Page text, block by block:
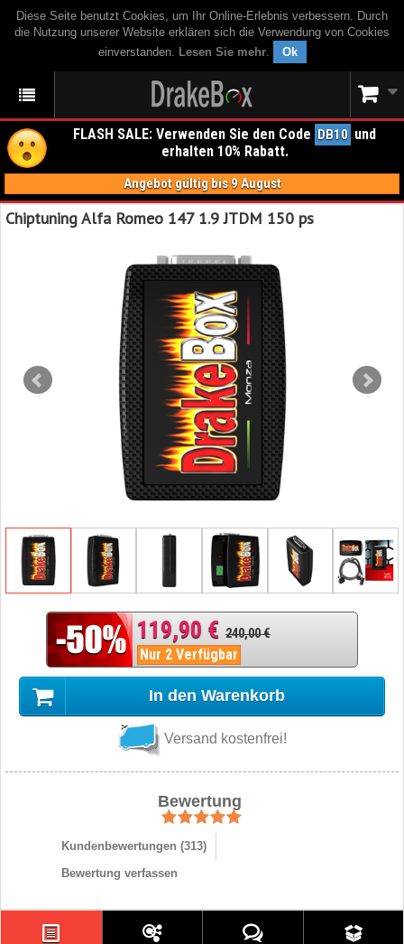
Diese Seite benutzt Cookies, um Ihr Online-Erlebnis verbessern. Durch
die Nutzung unserer Website erklären sich die Verwendung von Cookies
einverstanden. Lesen Sie mehr. Ok
FLASH SALE: Verwenden Sie den Code DB10 und
erhalten 10% Rabatt.
Angebot gültig bis 9 August
Chiptuning Alfa Romeo 147 1.9 JTDM 150 ps
119,90 € 240,00 €
Nur 2 Verfügbar
In den Warenkorb
Versand kostenfrei!
Bewertung
Kundenbewertungen (313)
Bewertung verfassen